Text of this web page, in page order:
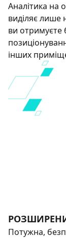
Аналітика на
виділяє лише
ви отримуєте
інших
Потужна,